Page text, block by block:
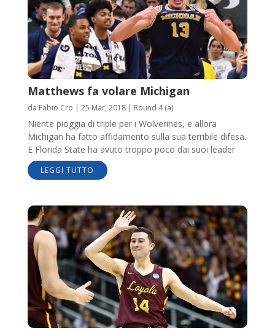
Matthews fa volare Michigan
da Fabio Cro | 25 Mar, 2018| Round 4 (a)
Niente pioggia di triple per i Wolverines, e allora
Michigan ha fatto affidamento sulla sua terribile difesa.
E Florida State ha avuto troppo poco dai suoi leader
LEGGI TUTTO